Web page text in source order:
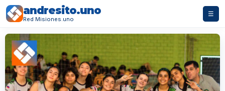
andresito.uno
Red Misiones.uno
☰